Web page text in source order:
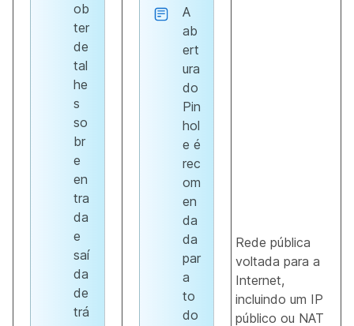
ob
ter
de
tal
he
s
so
br
e
en
tra
da
e
saí
da
de
trá
A
ab
ert
ura
do
Pin
hol
e é
rec
om
en
da
da
par
a
to
do
Rede pública
voltada para a
Internet,
incluindo um IP
público ou NAT